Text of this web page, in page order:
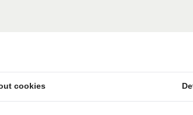
Midden in Nationaal Park
cookies